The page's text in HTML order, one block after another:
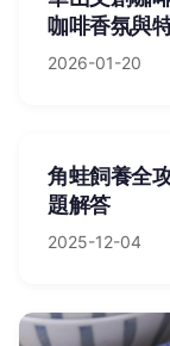
咖啡香氛與
2026-01-20
角蛙飼養全
題解答
2025-12-04